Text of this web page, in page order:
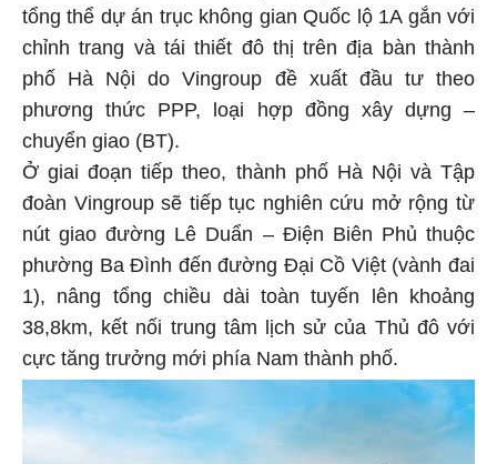
tổng thể dự án trục không gian Quốc lộ 1A gắn với
chỉnh trang và tái thiết đô thị trên địa bàn thành
phố Hà Nội do Vingroup đề xuất đầu tư theo
phương thức PPP, loại hợp đồng xây dựng –
chuyển giao (BT).
Ở giai đoạn tiếp theo, thành phố Hà Nội và Tập
đoàn Vingroup sẽ tiếp tục nghiên cứu mở rộng từ
nút giao đường Lê Duẩn – Điện Biên Phủ thuộc
phường Ba Đình đến đường Đại Cồ Việt (vành đai
1), nâng tổng chiều dài toàn tuyến lên khoảng
38,8km, kết nối trung tâm lịch sử của Thủ đô với
cực tăng trưởng mới phía Nam thành phố.